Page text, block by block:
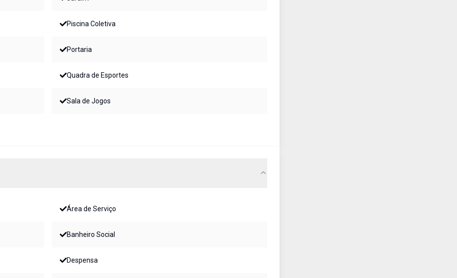
Piscina Coletiva
Portaria
Quadra de Esportes
Sala de Jogos
Área de Serviço
Banheiro Social
Despensa